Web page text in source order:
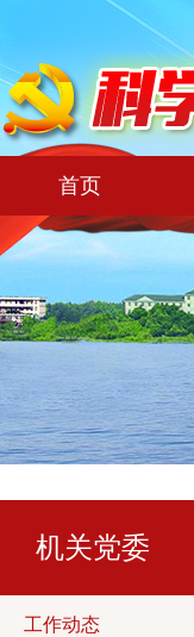
首页
机关党委
工作动态